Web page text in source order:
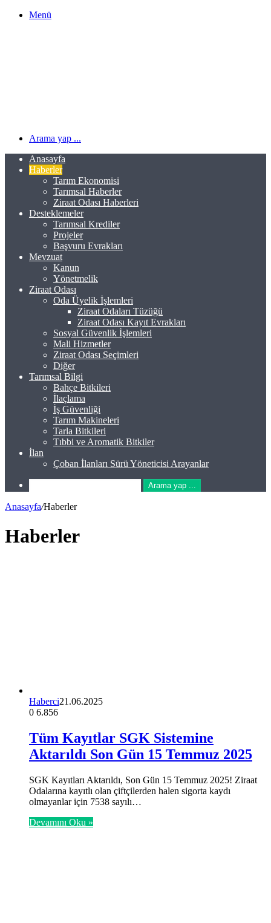
Menü
Arama yap ...
Anasayfa
Haberler
Tarım Ekonomisi
Tarımsal Haberler
Ziraat Odası Haberleri
Desteklemeler
Tarımsal Krediler
Projeler
Başvuru Evrakları
Mevzuat
Kanun
Yönetmelik
Ziraat Odası
Oda Üyelik İşlemleri
Ziraat Odaları Tüzüğü
Ziraat Odası Kayıt Evrakları
Sosyal Güvenlik İşlemleri
Mali Hizmetler
Ziraat Odası Seçimleri
Diğer
Tarımsal Bilgi
Bahçe Bitkileri
İlaçlama
İş Güvenliği
Tarım Makineleri
Tarla Bitkileri
Tıbbi ve Aromatik Bitkiler
İlan
Çoban İlanları Sürü Yöneticisi Arayanlar
Arama yap ...
Anasayfa/Haberler
Haberler
Haberci21.06.2025
0 6.856
Tüm Kayıtlar SGK Sistemine
Aktarıldı Son Gün 15 Temmuz 2025
SGK Kayıtları Aktarıldı, Son Gün 15 Temmuz 2025! Ziraat
Odalarına kayıtlı olan çiftçilerden halen sigorta kaydı
olmayanlar için 7538 sayılı…
Devamını Oku »